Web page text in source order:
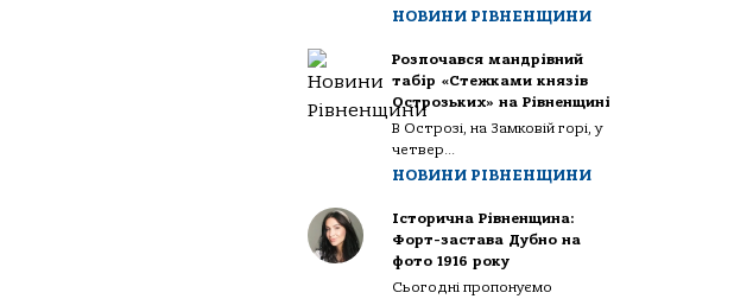
НОВИНИ РІВНЕНЩИНИ
Розпочався мандрівний
табір «Стежками князів
Острозьких» на Рівненщині
В Острозі, на Замковій горі, у
четвер...
НОВИНИ РІВНЕНЩИНИ
Історична Рівненщина:
Форт-застава Дубно на
фото 1916 року
Сьогодні пропонуємо